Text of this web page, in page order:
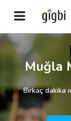
Anasayfa
Giriş Yap
Kayıt Ol
Muğla
Birkaç dakika